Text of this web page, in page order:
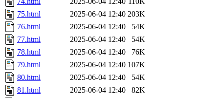
75.html
2025-06-04 12:40 203K
76.html
2025-06-04 12:40
54K
77.html
2025-06-04 12:40
54K
78.html
2025-06-04 12:40
76K
79.html
2025-06-04 12:40 107K
80.html
2025-06-04 12:40
54K
81.html
2025-06-04 12:40
82K